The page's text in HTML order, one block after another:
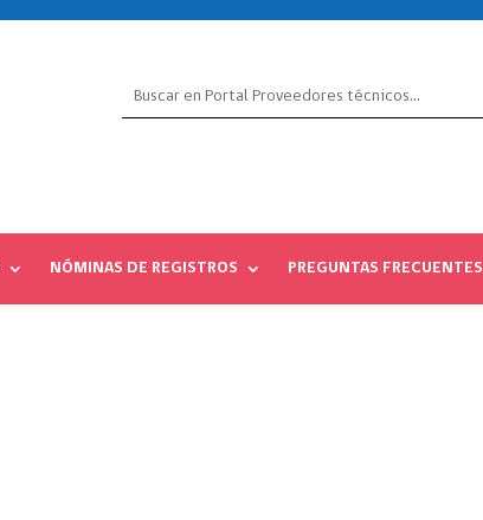
NÓMINAS DE REGISTROS PREGUNTAS FRECUENTES